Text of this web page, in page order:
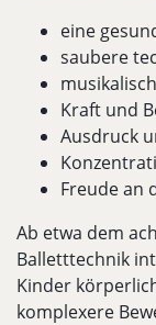
eine
saubere
Kraft und
Ausdruck
Freude an
Ab etwa dem
Balletttechnik
Kinder
komplexere